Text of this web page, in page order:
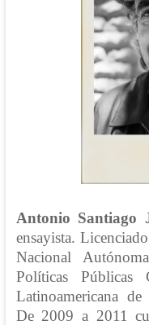
Antonio Santiago
ensayista.
Nacional
Políticas Públicas
Latinoamericana
De 2009 a 2011